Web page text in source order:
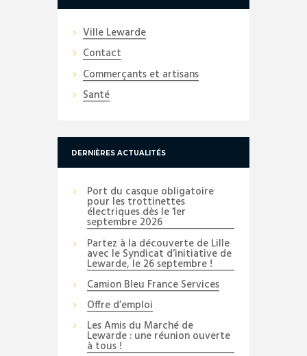
Ville Lewarde
Contact
Commerçants et artisans
Santé
DERNIÈRES ACTUALITÉS
Port du casque obligatoire
pour les trottinettes
électriques dès le 1er
septembre 2026
Partez à la découverte de Lille
avec le Syndicat d’initiative de
Lewarde, le 26 septembre !
Camion Bleu France Services
Offre d’emploi
Les Amis du Marché de
Lewarde : une réunion ouverte
à tous !